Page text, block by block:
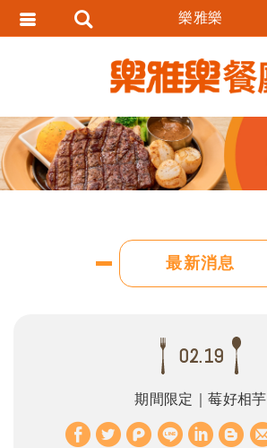
最新消息
02.19
期間限定｜莓好相芋
樂雅樂
會員註冊
忘記密碼
訂單查詢
追蹤清單